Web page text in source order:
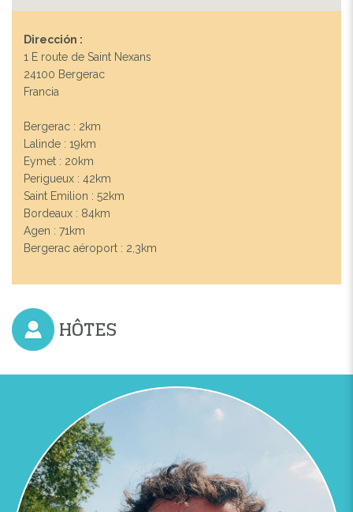
Previous
Dirección :
1 E route de Saint Nexans
24100 Bergerac
Francia
Bergerac : 2km
Lalinde : 19km
Eymet : 20km
Perigueux : 42km
Saint Emilion : 52km
Bordeaux : 84km
Agen : 71km
Bergerac aéroport : 2,3km
HÔTES